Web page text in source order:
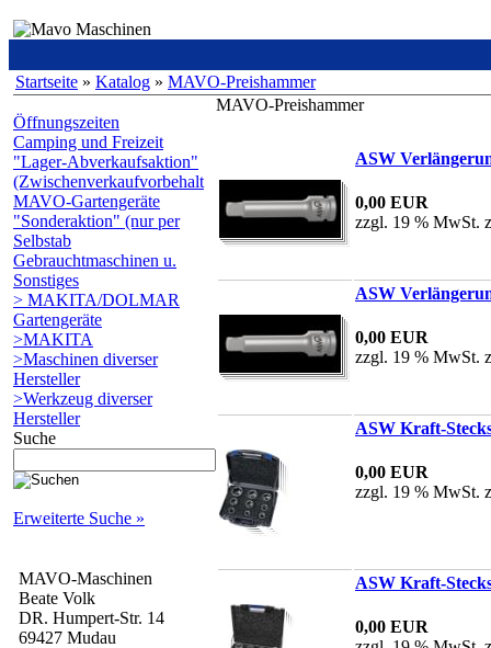
Startseite » Katalog » MAVO-Preishammer
Öffnungszeiten
Camping und Freizeit
"Lager-Abverkaufsaktion"
(Zwischenverkaufvorbehalt
MAVO-Gartengeräte
"Sonderaktion" (nur per
Selbstab
Gebrauchtmaschinen u.
Sonstiges
> MAKITA/DOLMAR
Gartengeräte
>MAKITA
>Maschinen diverser
Hersteller
>Werkzeug diverser
Hersteller
Suche
Erweiterte Suche »
MAVO-Maschinen
Beate Volk
DR. Humpert-Str. 14
69427 Mudau
MAVO-Preishammer
ASW
0,00 EUR
zzgl. 19 % MwSt.
ASW
0,00 EUR
zzgl. 19 % MwSt.
ASW Kraft-
0,00 EUR
zzgl. 19 % MwSt.
ASW Kraft-
0,00 EUR